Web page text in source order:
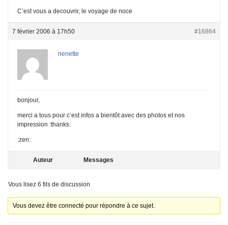
C’est vous a decouvrir, le voyage de noce
7 février 2006 à 17h50 #16864
nenette
bonjour,
merci a tous pour c’est infos a bientôt avec des photos et nos
impression :thanks:
:zen:
Auteur Messages
Vous lisez 6 fils de discussion
Vous devez être connecté pour répondre à ce sujet.